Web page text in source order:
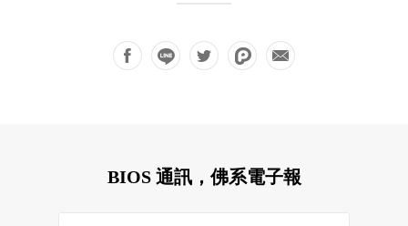
BIOS 通訊，佛系電子報